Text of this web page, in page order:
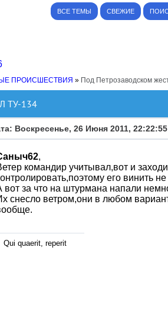
ВСЕ ТЕМЫ СВЕЖИЕ
ПРОИСШЕСТВИЯ » Под Петрозаводском
ТУ-134
Воскресенье, 26 Июня 2011,
,
командир учитывал,вот и
его винить
вот за что на штурмана напали
снесло ветром,они в любом
Qui quaerit, reperit